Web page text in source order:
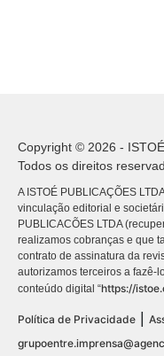
Copyright © 2026 -
Todos os direitos
A ISTOÉ PUBLICAÇÕES
vinculação editorial e
PUBLICACÕES LTDA
realizamos cobranças e que
contrato de assinatura da
autorizamos terceiros a fazê-
conteúdo digital “https://
Política de Privacidade |